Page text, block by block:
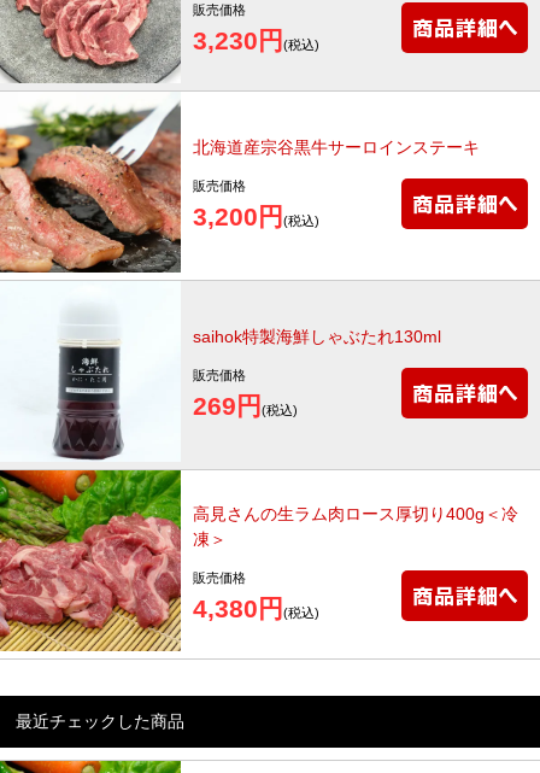
販売価格
3,230円 (税込)
北海道産宗谷黒牛サーロインステーキ
販売価格
3,200円 (税込)
saihok特製海鮮しゃぶたれ130ml
販売価格
269円 (税込)
高見さんの生ラム肉ロース厚切り400g＜冷
凍＞
販売価格
4,380円 (税込)
最近チェックした商品